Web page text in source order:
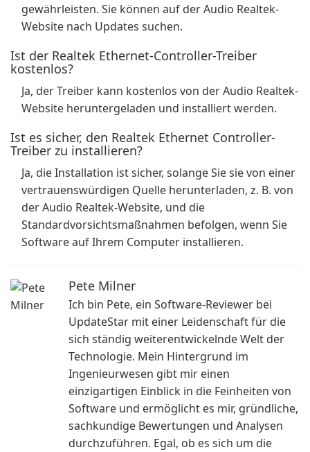
gewährleisten. Sie können auf der Audio Realtek-
Website nach Updates suchen.
Ist der Realtek Ethernet-Controller-Treiber
kostenlos?
Ja, der Treiber kann kostenlos von der Audio Realtek-
Website heruntergeladen und installiert werden.
Ist es sicher, den Realtek Ethernet Controller-
Treiber zu installieren?
Ja, die Installation ist sicher, solange Sie sie von einer
vertrauenswürdigen Quelle herunterladen, z. B. von
der Audio Realtek-Website, und die
Standardvorsichtsmaßnahmen befolgen, wenn Sie
Software auf Ihrem Computer installieren.
Pete Milner
Ich bin Pete, ein Software-Reviewer bei
UpdateStar mit einer Leidenschaft für die
sich ständig weiterentwickelnde Welt der
Technologie. Mein Hintergrund im
Ingenieurwesen gibt mir einen
einzigartigen Einblick in die Feinheiten von
Software und ermöglicht es mir, gründliche,
sachkundige Bewertungen und Analysen
durchzuführen. Egal, ob es sich um die